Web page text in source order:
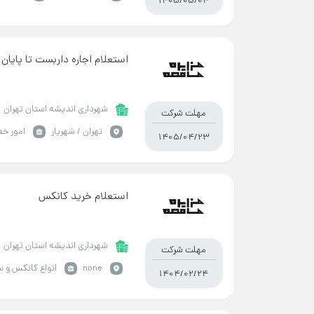
مهلت شرکت
1405/04/23
استعلام اجاره داربست تا پایان
شهرداری اندیشه استان تهران
تهران / شهریار
امور
مهلت شرکت
1404/02/24
استعلام خرید کانکس
شهرداری اندیشه استان تهران
انواع کانکس